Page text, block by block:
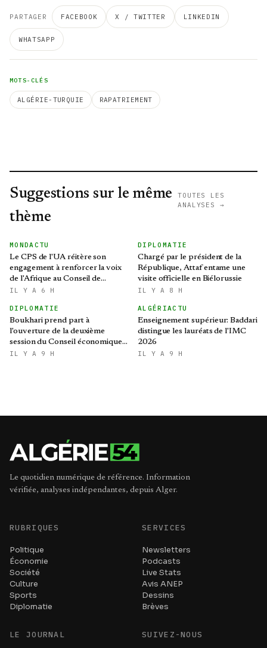
PARTAGER FACEBOOK X / TWITTER LINKEDIN
WHATSAPP
MOTS-CLÉS
ALGÉRIE-TURQUIE RAPATRIEMENT
Suggestions sur le même
thème
TOUTES LES
ANALYSES →
MONDACTU
Le CPS de l'UA réitère son
engagement à renforcer la voix
de l'Afrique au Conseil de
sécurité des Nations Unies
IL Y A 6 H
DIPLOMATIE
Chargé par le président de la
République, Attaf entame une
visite officielle en Biélorussie
IL Y A 8 H
DIPLOMATIE
Boukhari prend part à
l'ouverture de la deuxième
session du Conseil économique,
social, culturel et
IL Y A 9 H
ALGÉRIACTU
Enseignement supérieur: Baddari
distingue les lauréats de l'IMC
2026
IL Y A 9 H
Le quotidien numérique de référence. Information
vérifiée, analyses indépendantes, depuis Alger.
RUBRIQUES
Politique
Économie
Société
Culture
Sports
Diplomatie
SERVICES
Newsletters
Podcasts
Live Stats
Avis ANEP
Dessins
Brèves
LE JOURNAL SUIVEZ-NOUS